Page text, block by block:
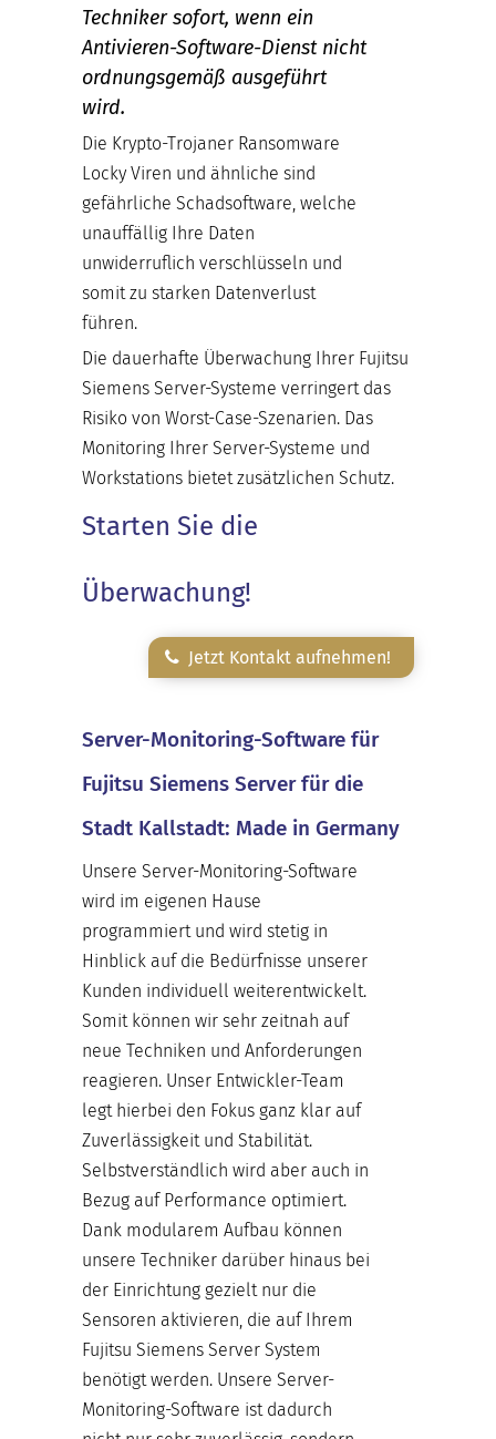
Techniker sofort, wenn ein
Antivieren-Software-Dienst nicht
ordnungsgemäß ausgeführt
wird.
Die Krypto-Trojaner Ransomware
Locky Viren und ähnliche sind
gefährliche Schadsoftware, welche
unauffällig Ihre Daten
unwiderruflich verschlüsseln und
somit zu starken Datenverlust
führen.
Die dauerhafte Überwachung Ihrer Fujitsu
Siemens Server-Systeme verringert das
Risiko von Worst-Case-Szenarien. Das
Monitoring Ihrer Server-Systeme und
Workstations bietet zusätzlichen Schutz.
Starten Sie die
Überwachung!
Jetzt Kontakt aufnehmen!
Server-Monitoring-Software für
Fujitsu Siemens Server für die
Stadt Kallstadt: Made in Germany
Unsere Server-Monitoring-Software
wird im eigenen Hause
programmiert und wird stetig in
Hinblick auf die Bedürfnisse unserer
Kunden individuell weiterentwickelt.
Somit können wir sehr zeitnah auf
neue Techniken und Anforderungen
reagieren. Unser Entwickler-Team
legt hierbei den Fokus ganz klar auf
Zuverlässigkeit und Stabilität.
Selbstverständlich wird aber auch in
Bezug auf Performance optimiert.
Dank modularem Aufbau können
unsere Techniker darüber hinaus bei
der Einrichtung gezielt nur die
Sensoren aktivieren, die auf Ihrem
Fujitsu Siemens Server System
benötigt werden. Unsere Server-
Monitoring-Software ist dadurch